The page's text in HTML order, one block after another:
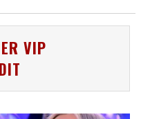
VIP